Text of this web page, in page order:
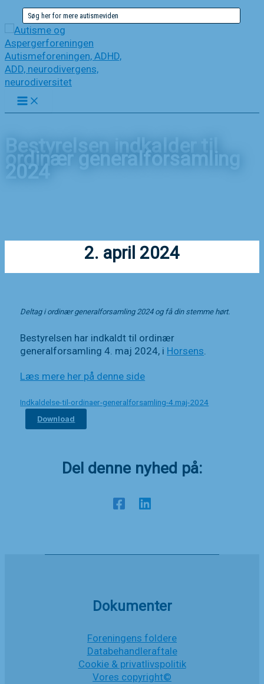
til
indholdet
Søg
efter:
Bestyrelsen indkalder til
ordinær generalforsamling
2024
2. april 2024
Deltag i ordinær generalforsamling 2024 og få din stemme hørt.
Bestyrelsen har indkaldt til ordinær
generalforsamling 4. maj 2024, i Horsens
Læs mere her på denne side
Indkaldelse-til-ordinaer-generalforsamling-4.maj-2024
Download
Del denne nyhed på:
Dokumenter
Foreningens foldere
Databehandleraftale
Cookie & privatlivspolitik
Vores copyright©